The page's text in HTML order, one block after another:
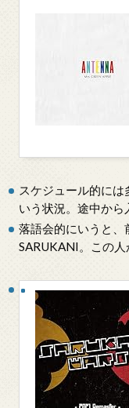
スケジュール的に
いう状況。途中から
落語会的にいうと、
SARUKANI。この人